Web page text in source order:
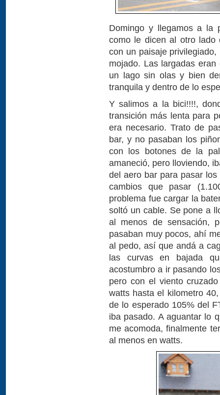
Domingo y llegamos a la
como le dicen al otro lado
con un paisaje
mojado. Las largadas
un lago sin olas y bien
tranquila y dentro de lo
Y salimos a la bici!!!!,
transición más lenta para
era necesario. Trato de
bar, y no pasaban los
con los botones de la
amaneció, pero lloviendo,
del aero bar para pasar
cambios que pasar
problema fue cargar la
soltó un cable. Se pone a
al menos de sensación,
pasaban muy pocos, ahí
al pedo, así que andá a
las curvas en bajada
acostumbro a ir pasando
pero con el viento
watts hasta el kilometro
de lo esperado 105% del
iba pasado. A aguantar lo
me acomoda, finalmente
al menos en watts.